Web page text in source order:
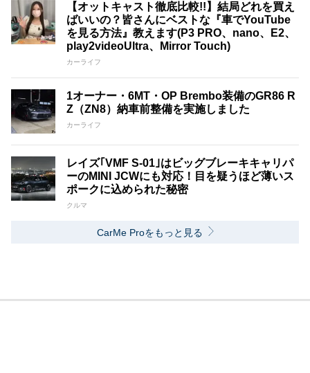
【オットキャスト徹底比較!!】結局どれを買え
ばいいの？皆さんにベストな『車でYouTube
を見る方法』教えます(P3 PRO、nano、E2、
play2videoUltra、Mirror Touch)
カーライフ
1オーナー・6MT・OP Brembo装備のGR86 R
Z（ZN8）納車前整備を実施しました
カーライフ
レイズ｢VMF S-01｣はビッグブレーキキャリパ
ーのMINI JCWにも対応！目を疑うほど薄いス
ポークに込められた秘密
クルマ
CarMe Proをもっと見る